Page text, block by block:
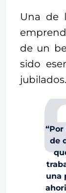
Una de
de un
sido
jubilados.
de
una